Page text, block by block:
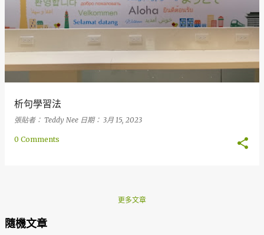
析句學習法
張貼者： Teddy Nee 日期： 3月 15, 2023
0 Comments
更多文章
隨機文章